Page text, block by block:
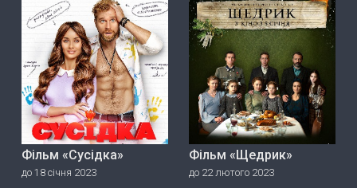
Фільм «Сусідка»
до 18 січня 2023
Фільм «Щедрик»
до 22 лютого 2023